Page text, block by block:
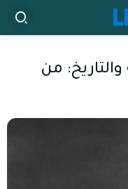
والتاريخ: من